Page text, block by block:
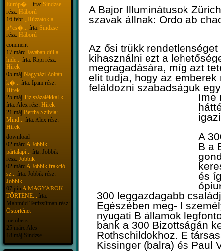
Európ�...
írta: Sindzse
rész: Háború
16 febr
„Húzzatok a
p*cs�...
írta: Sindzse
rész: Háború
comment
17 márc Javában dúl a
hide...
írta: Ropi rész:
Hírek
05 máj Nagyházi Zoltán
k�...
írta: Ipam rész:
Hírek
25 máj Tíz százalékkal k...
írta: Alex rész: Hírek
21 máj Bertha Szilvia:
Mind...
írta: Alex rész:
Hírek
download
02 márc A Jobbik
pártalapí...
írta: Jobbik
rész: Jobbik
02 márc A Jobbik frakció
sz...
írta: Jobbik rész:
Jobbik
07 jún A MAGYAROK
TÖRTÉNE...
írta:
Mahmúd Terdzsüman rész:
Őstörténet
members
25 márc Alex
18 máj Sindzse
A Bajor Illuminátusok
szavak állnak: Ordo ab
Az ősi trükk
kihasználni ezt a
megragadására, míg azt
elit tudja, hogy az
feláldozni szabadságuk
íme
A
B a
és
300 leggazdagabb
Egészében meg- I
nyugati B államok
bank a 300 Bizottságán
Rothschildokhoz. E
Kissinger (balra) és Paul